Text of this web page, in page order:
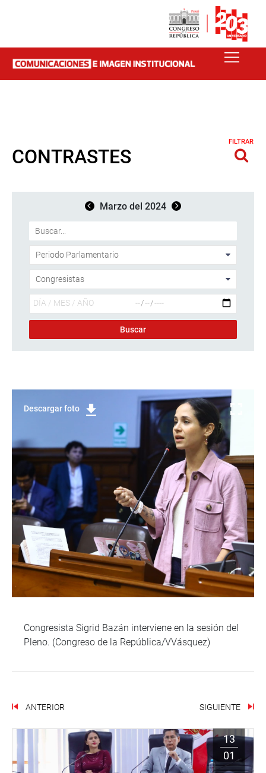
CONTRASTES
FILTRAR
Marzo del 2024
Descargar foto
Congresista Sigrid Bazán interviene en la sesión del
Pleno. (Congreso de la República/VVásquez)
ANTERIOR SIGUIENTE
13
01